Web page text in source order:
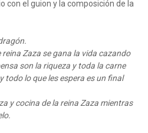
con el guion y la composición de la
Zaza se gana la vida cazando
son la riqueza y toda la carne
todo lo que les espera es un final
y cocina de la reina Zaza mientras